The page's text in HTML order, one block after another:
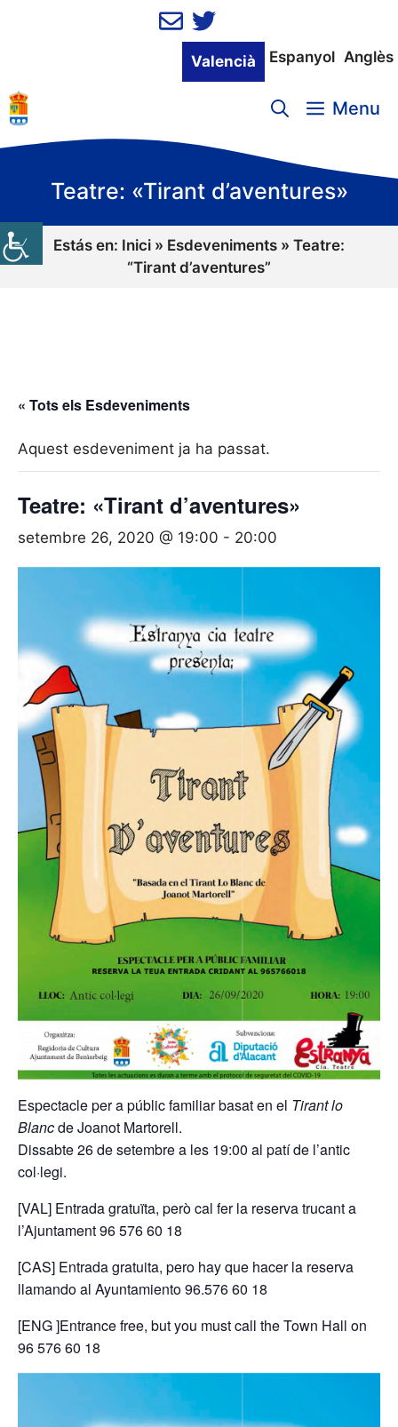
Valencià Espanyol Anglès
Menu
Teatre: «Tirant d’aventures»
Estás en: Inici » Esdeveniments » Teatre:
“Tirant d’aventures”
« Tots els Esdeveniments
Aquest esdeveniment ja ha passat.
Teatre: «Tirant d’aventures»
setembre 26, 2020 @ 19:00 - 20:00
Espectacle per a públic familiar basat en el Tirant lo
Blancde Joanot Martorell.
Dissabte 26 de setembre a les 19:00 al patí de l’antic
col·legi.
[VAL] Entrada gratuïta, però cal fer la reserva trucant a
l’Ajuntament 96 576 60 18
[CAS] Entrada gratuita, pero hay que hacer la reserva
llamando al Ayuntamiento 96.576 60 18
[ENG ]Entrance free, but you must call the Town Hall on
96 576 60 18